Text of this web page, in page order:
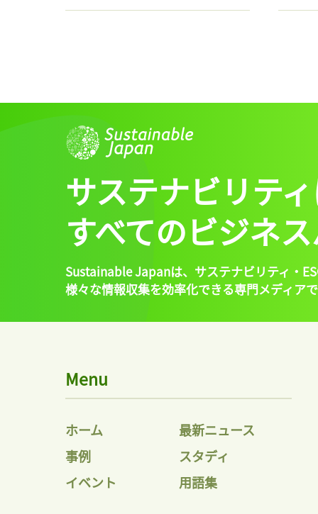
サステナビリテ
すべてのビジネ
Sustainable Japanは、 サステナビリティ・
様々な情報収集を効率化できる専門メディア
Menu
ホーム
最新ニュース
事例
スタディ
イベント
用語集